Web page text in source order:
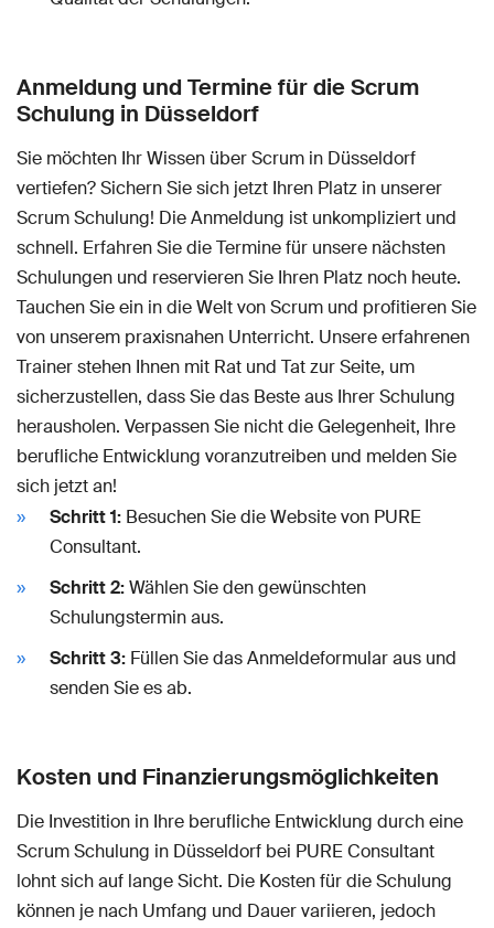
Anmeldung und Termine für die Scrum
Schulung in Düsseldorf
Sie möchten Ihr Wissen über Scrum in Düsseldorf
vertiefen? Sichern Sie sich jetzt Ihren Platz in unserer
Scrum Schulung! Die Anmeldung ist unkompliziert und
schnell. Erfahren Sie die Termine für unsere nächsten
Schulungen und reservieren Sie Ihren Platz noch heute.
Tauchen Sie ein in die Welt von Scrum und profitieren Sie
von unserem praxisnahen Unterricht. Unsere erfahrenen
Trainer stehen Ihnen mit Rat und Tat zur Seite, um
sicherzustellen, dass Sie das Beste aus Ihrer Schulung
herausholen. Verpassen Sie nicht die Gelegenheit, Ihre
berufliche Entwicklung voranzutreiben und melden Sie
sich jetzt an!
Schritt 1: Besuchen Sie die Website von PURE
Consultant.
Schritt 2:Wählen Sie den gewünschten
Schulungstermin aus.
Schritt 3: Füllen Sie das Anmeldeformular aus und
senden Sie es ab.
Kosten und Finanzierungsmöglichkeiten
Die Investition in Ihre berufliche Entwicklung durch eine
Scrum Schulung in Düsseldorf bei PURE Consultant
lohnt sich auf lange Sicht. Die Kosten für die Schulung
können je nach Umfang und Dauer variieren, jedoch